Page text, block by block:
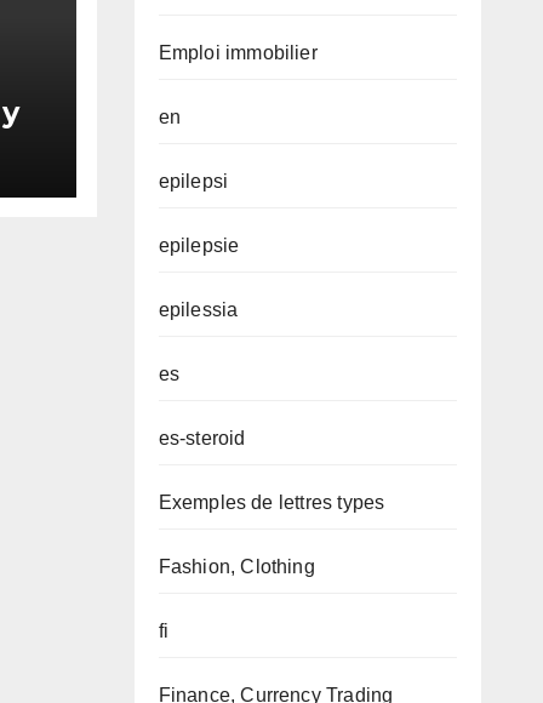
Emploi immobilier
en
epilepsi
epilepsie
epilessia
es
es-steroid
Exemples de lettres types
Fashion, Clothing
fi
Finance, Currency Trading